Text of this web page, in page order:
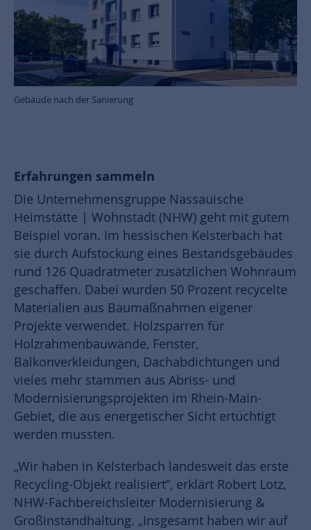
Gebäude nach der Sanierung
Erfahrungen sammeln
Die Unternehmensgruppe Nassauische
Heimstätte | Wohnstadt (NHW) geht mit gutem
Beispiel voran. Im hessischen Kelsterbach hat
sie durch Aufstockung eines Bestandsgebäudes
rund 126 Quadratmeter zusätzlichen Wohnraum
geschaffen. Dabei wurden 50 Prozent recycelte
Materialien aus Baumaßnahmen eigener
Projekte verwendet. Holzsparren für
Holzrahmenbauwände, Fenster,
Balkonverkleidungen, Dachabdichtungen und
vieles mehr stammen aus Abriss- und
Modernisierungsprojekten im Rhein-Main-
Gebiet, die aus energetischer Sicht ertüchtigt
werden mussten.
„Wir haben in Kelsterbach landesweit das erste
Recycling-Objekt realisiert“, erklärt Robert Lotz,
NHW-Fachbereichsleiter Modernisierung &
Großinstandhaltung. „Insgesamt haben wir auf